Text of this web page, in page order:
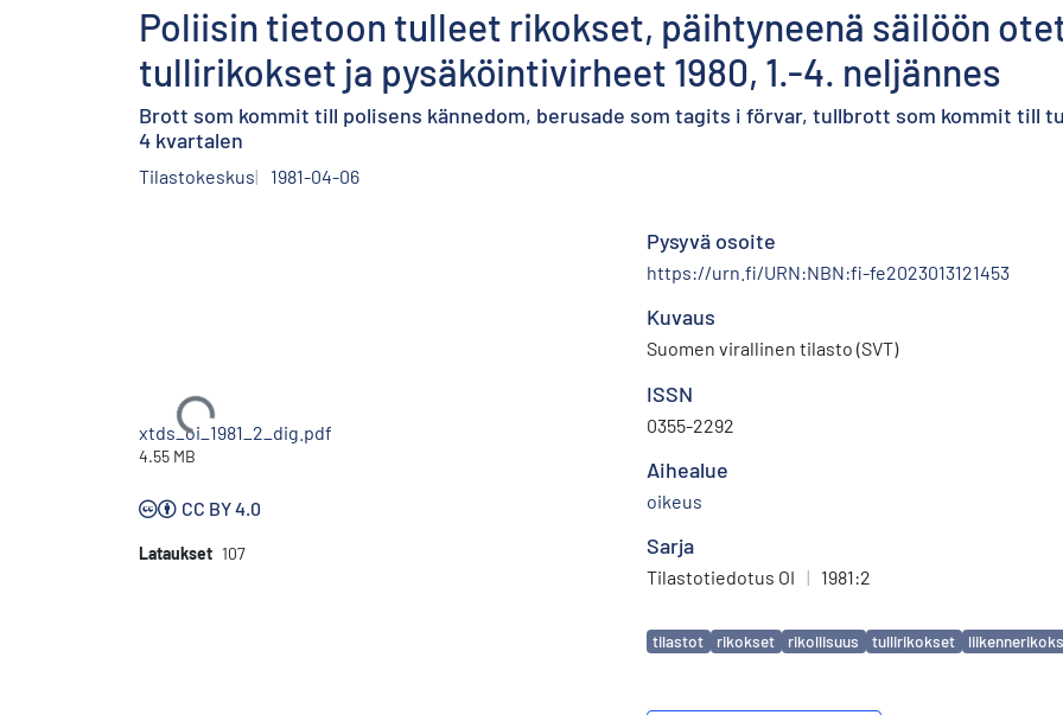
Poliisin tietoon tulleet rikokset, päihtyneenä säilöön
tullirikokset ja pysäköintivirheet 1980, 1.-4. neljännes
Brott som kommit till polisens kännedom, berusade som tagits i förvar, tullbrott som kommit till
4 kvartalen
Tilastokeskus 1981-04-06
Ladataan...
xtds_oi_1981_2_dig.pdf
4.55 MB
CC BY 4.0
Lataukset 107
Pysyvä osoite
https://urn.fi/URN:NBN:fi-fe2023013121453
Kuvaus
Suomen virallinen tilasto (SVT)
ISSN
0355-2292
Aihealue
oikeus
Sarja
Tilastotiedotus OI | 1981:2
Avainsanat
tilastot rikokset rikollisuus tullirikokset